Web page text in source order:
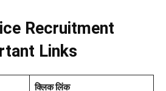
Recruitment
Links
क्लिक लिंक